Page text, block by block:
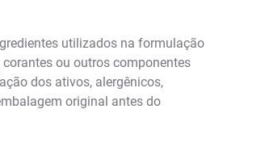
utilizados na formulação
ou outros componentes
dos ativos, alergênicos,
original antes do